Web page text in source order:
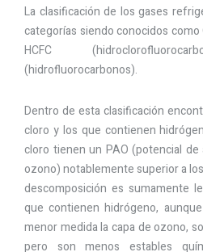
La clasificación de los gases
categorías siendo conocidos
HCFC
(hidrofluorocarbonos).
Dentro de esta clasificación
cloro y los que contienen
cloro tienen un PAO (potencial
ozono) notablemente superior a
descomposición es sumamente
que contienen hidrógeno,
menor medida la capa de ozono,
pero son menos estables